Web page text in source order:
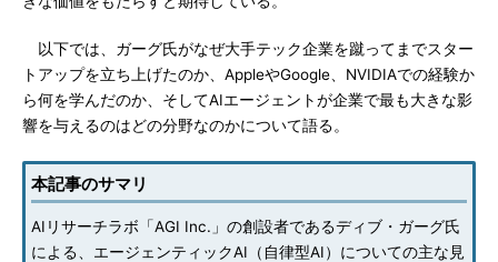
以下では、ガーグ氏がなぜ大手テック企業を蹴ってまでスター
トアップを立ち上げたのか、AppleやGoogle、NVIDIAでの経験か
ら何を学んだのか、そしてAIエージェントが企業で最も大きな影
響を与えるのはどの分野なのかについて語る。
本記事のサマリ
AIリサーチラボ「AGI Inc.」の創設者であるディブ・ガーグ氏
による、エージェンティックAI（自律型AI）についての主な見